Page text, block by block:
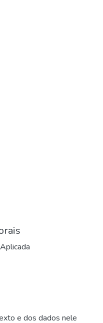
e dos dados nele